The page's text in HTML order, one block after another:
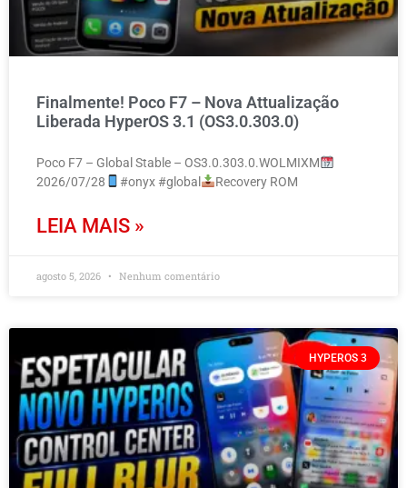
Finalmente! Poco F7 – Nova Attualização
Liberada HyperOS 3.1 (OS3.0.303.0)
Poco F7 – Global Stable – OS3.0.303.0.WOLMIXM
2026/07/28
#onyx #global Recovery ROM
LEIA MAIS »
agosto 5, 2026 Nenhum comentário
HYPEROS 3